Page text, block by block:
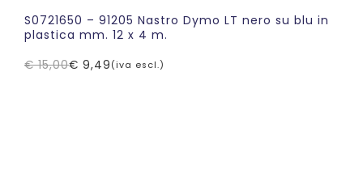
S0721650 – 91205 Nastro Dymo LT nero su blu in
plastica mm. 12 x 4 m.
€15,00
Il
€ 9,49
Il
(iva escl.)